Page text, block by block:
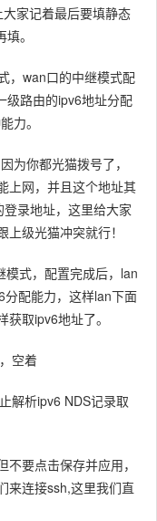
家记着最后要填静态
。
，wan口的中继模式配
级路由的ipv6地址分配
力。
为你都光猫拨号了，
上网，并且这个地址其
录地址，这里给大家
级光猫冲突就行！
模式，配置完成后，lan
配能力，这样lan下面
取ipv6地址了。
空着
解析ipv6 NDS记录取
要点击保存并应用，
来连接ssh,这里我们直